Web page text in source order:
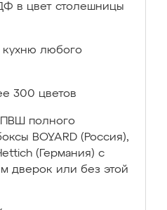
в цвет столешницы
кухню любого
300 цветов
ПВШ полного
BOYARD (Россия),
(Германия) с
дверок или без этой